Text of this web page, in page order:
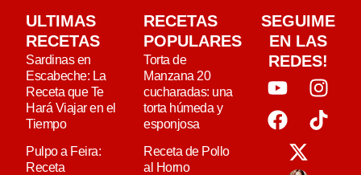
ULTIMAS
RECETAS
Sardinas en
Escabeche: La
Receta que Te
Hará Viajar en el
Tiempo
Pulpo a Feira:
Receta
RECETAS
POPULARES
Torta de
Manzana 20
cucharadas: una
torta húmeda y
esponjosa
Receta de Pollo
al Horno
SEGUIME
EN LAS
REDES!